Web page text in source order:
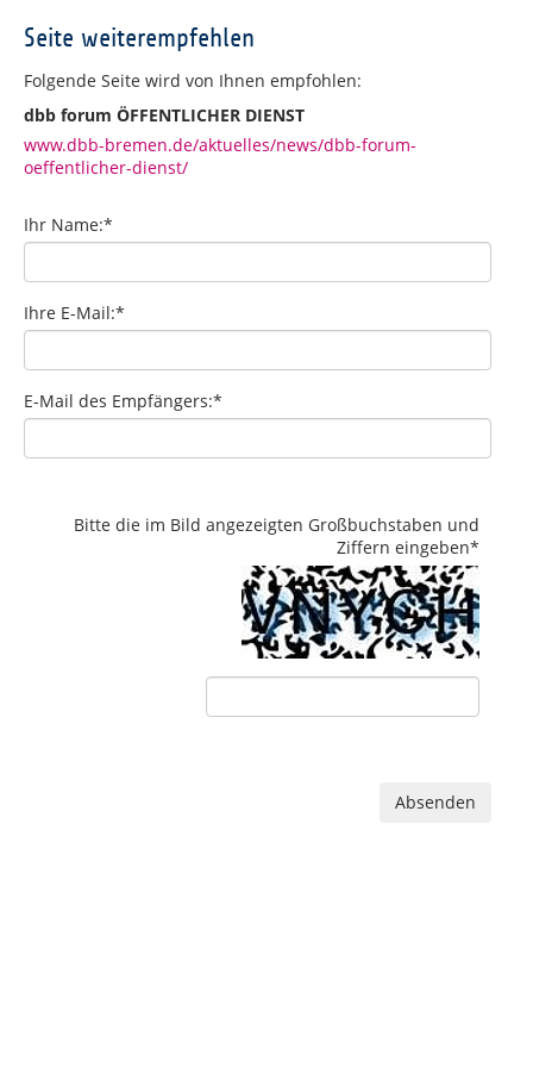
Seite weiterempfehlen
Folgende Seite wird von Ihnen empfohlen:
dbb forum ÖFFENTLICHER DIENST
www.dbb-bremen.de/aktuelles/news/dbb-forum-
oeffentlicher-dienst/
Ihr Name:*
Ihre E-Mail:*
E-Mail des Empfängers:*
Bitte die im Bild angezeigten Großbuchstaben und
Ziffern eingeben*
Absenden